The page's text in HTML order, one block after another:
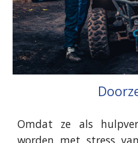
Omdat ze als